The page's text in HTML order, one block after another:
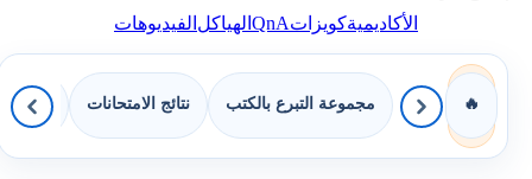
الأكاديميةكويزاتQnAالهياكل الفيديوهات
🔥 مجموعة التبرع بالكتب نتائج الامتحانات